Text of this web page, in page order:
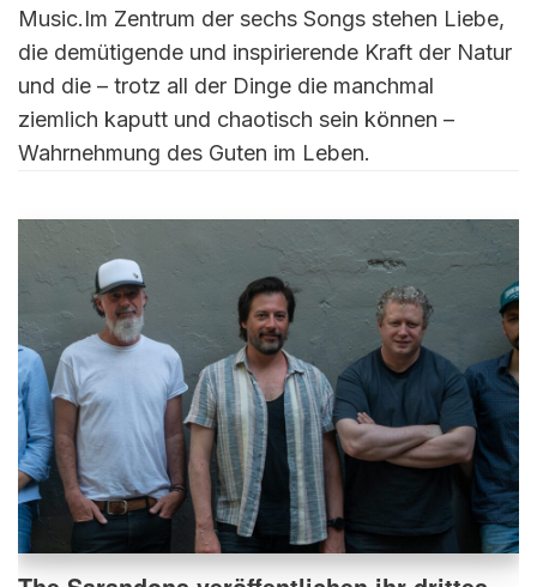
Music.Im Zentrum der sechs Songs stehen Liebe,
die demütigende und inspirierende Kraft der Natur
und die – trotz all der Dinge die manchmal
ziemlich kaputt und chaotisch sein können –
Wahrnehmung des Guten im Leben.